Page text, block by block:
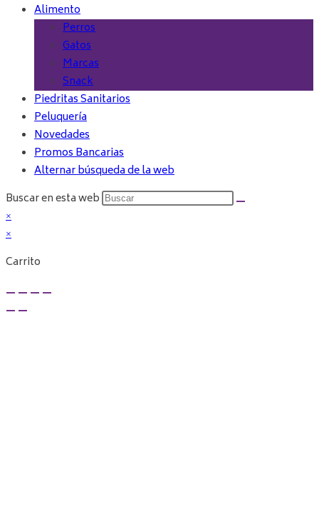
Alimento
Perros
Gatos
Marcas
Snack
Piedritas Sanitarios
Peluquería
Novedades
Promos Bancarias
Alternar búsqueda de la web
Buscar en esta web
×
×
Carrito